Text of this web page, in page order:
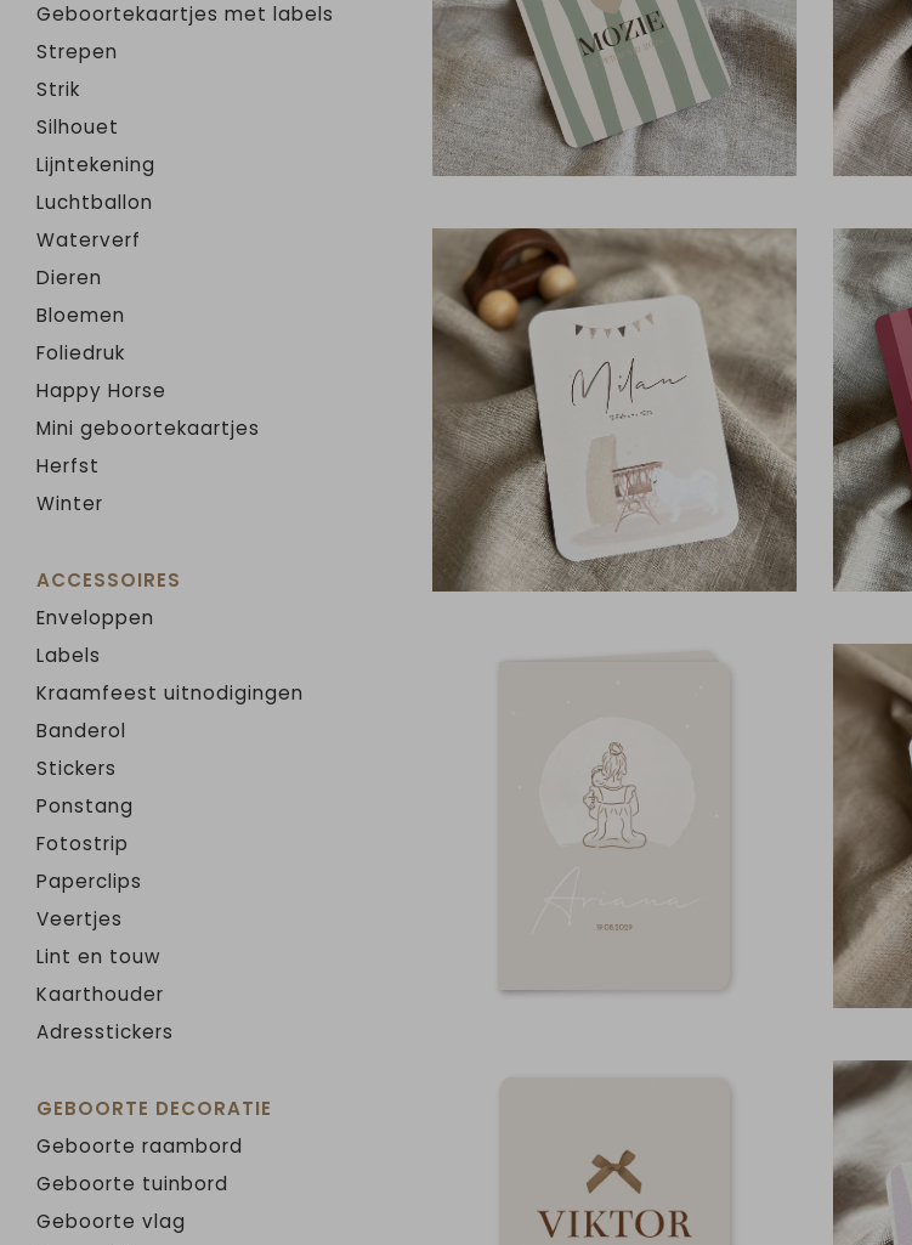
Geboortekaartjes met labels
Strepen
Strik
Silhouet
Lijntekening
Luchtballon
Waterverf
Dieren
Bloemen
Foliedruk
Happy Horse
Mini geboortekaartjes
Herfst
Winter
ACCESSOIRES
Enveloppen
Labels
Kraamfeest uitnodigingen
Banderol
Stickers
Ponstang
Fotostrip
Paperclips
Veertjes
Lint en touw
Kaarthouder
Adresstickers
GEBOORTE DECORATIE
Geboorte raambord
Geboorte tuinbord
Geboorte vlag